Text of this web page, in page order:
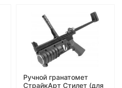
Ручной гранатомет
СтрайкАрт Стилет (для